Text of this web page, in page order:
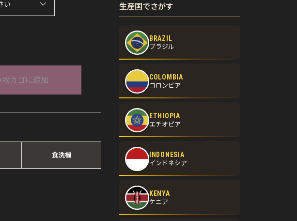
物カゴに追加
食洗機
生産国でさがす
BRAZIL
ブラジル
COLOMBIA
コロンビア
ETHIOPIA
エチオピア
INDONESIA
インドネシア
KENYA
ケニア